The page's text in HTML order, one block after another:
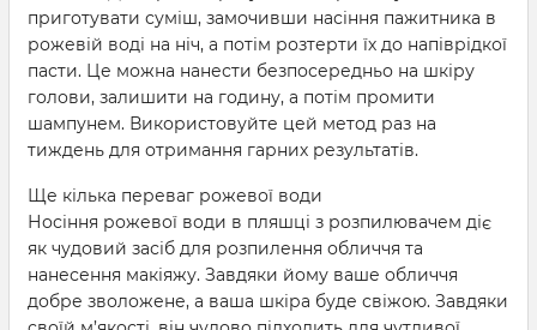
приготувати суміш, замочивши насіння пажитника в
рожевій воді на ніч, а потім розтерти їх до напіврідкої
пасти. Це можна нанести безпосередньо на шкіру
голови, залишити на годину, а потім промити
шампунем. Використовуйте цей метод раз на
тиждень для отримання гарних результатів.
Ще кілька переваг рожевої води
Носіння рожевої води в пляшці з розпилювачем діє
як чудовий засіб для розпилення обличчя та
нанесення макіяжу. Завдяки йому ваше обличчя
добре зволожене, а ваша шкіра буде свіжою. Завдяки